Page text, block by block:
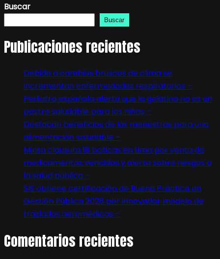
Buscar
Buscar
Publicaciones recientes
Debido a cambios bruscos de clima se
incrementan enfermedades respiratorias –
Pediatra española alerta que la gelatina no es un
postre saludable para los niños –
Destacan beneficios de las menestras para una
alimentación saludable –
Minsa clausura 18 boticas en Lima por venta de
medicamentos vencidos y alerta sobre riesgos a
la salud pública –
SIS obtiene certificación de Buena Práctica en
Gestión Pública 2026 por innovador modelo de
traslados aeromédicos –
Comentarios recientes